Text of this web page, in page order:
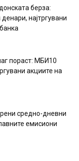
берза:
најтргувани
пораст: МБИ10
акциите на
средно-дневни
емисиони